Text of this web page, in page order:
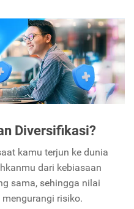
Diversifikasi?
kamu terjun ke dunia
dari kebiasaan
sama, sehingga nilai
risiko.